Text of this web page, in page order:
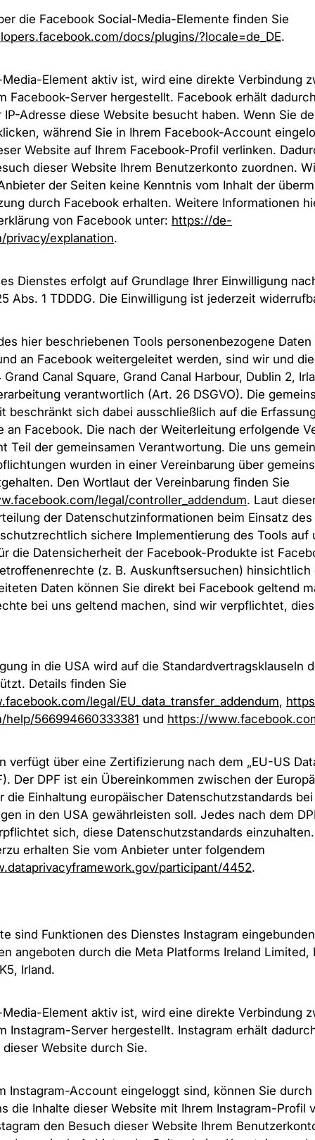
die Facebook Social-Media-Elemente finden Sie
docs/plugins/?locale=de_DE.
Element aktiv ist, wird eine direkte Verbindung
Facebook-Server hergestellt. Facebook erhält
IP-Adresse diese Website besucht haben. Wenn Sie
während Sie in Ihrem Facebook-Account
Website auf Ihrem Facebook-Profil verlinken.
dieser Website Ihrem Benutzerkonto zuordnen.
der Seiten keine Kenntnis vom Inhalt der
durch Facebook erhalten. Weitere Informationen
von Facebook unter: https://de-
explanation.
Dienstes erfolgt auf Grundlage Ihrer Einwilligung
Abs. 1 TDDDG. Die Einwilligung ist jederzeit
hier beschriebenen Tools personenbezogene
an Facebook weitergeleitet werden, sind wir und
Canal Square, Grand Canal Harbour, Dublin 2,
verantwortlich (Art. 26 DSGVO). Die
beschränkt sich dabei ausschließlich auf die
an Facebook. Die nach der Weiterleitung erfolgende
Teil der gemeinsamen Verantwortung. Die uns
wurden in einer Vereinbarung über
Den Wortlaut der Vereinbarung finden Sie
legal/controller_addendum. Laut
der Datenschutzinformationen beim Einsatz
sichere Implementierung des Tools auf
die Datensicherheit der Facebook-Produkte ist
(z. B. Auskunftsersuchen) hinsichtlich
Daten können Sie direkt bei Facebook geltend
bei uns geltend machen, sind wir verpflichtet,
in die USA wird auf die Standardvertragsklauseln
Details finden Sie
legal/EU_data_transfer_addendum,
help/566994660333381 und https://
verfügt über eine Zertifizierung nach dem „EU-US
Der DPF ist ein Übereinkommen zwischen der
die Einhaltung europäischer Datenschutzstandards bei
in den USA gewährleisten soll. Jedes nach dem
sich, diese Datenschutzstandards
erhalten Sie vom Anbieter unter folgendem
participant/4452.
sind Funktionen des Dienstes Instagram
angeboten durch die Meta Platforms Ireland Limited,
Irland.
Element aktiv ist, wird eine direkte Verbindung
Instagram-Server hergestellt. Instagram erhält
Website durch Sie.
Instagram-Account eingeloggt sind, können Sie
die Inhalte dieser Website mit Ihrem Instagram-Profil
den Besuch dieser Website Ihrem